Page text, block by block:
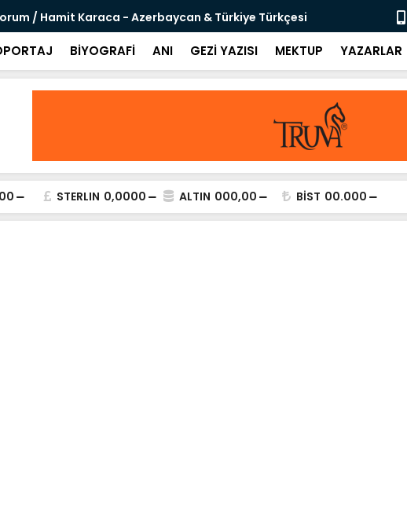
/ Hamit Karaca - Azerbaycan & Türkiye Türkçesi Sanal
BİYOGRAFİ ANI GEZİ YAZISI MEKTUP YAZARLAR
STERLIN 0,0000 ALTIN 000,00 BİST 00.000